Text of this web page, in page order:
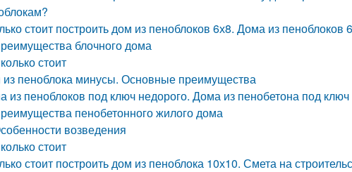
стоит построить дом из пеноблоков 6х8. Дома из пеноблоков
блочного дома
стоит
пеноблока минусы. Основные преимущества
из пеноблоков под ключ недорого. Дома из пенобетона под
пенобетонного жилого дома
возведения
стоит
стоит построить дом из пеноблока 10х10. Смета на